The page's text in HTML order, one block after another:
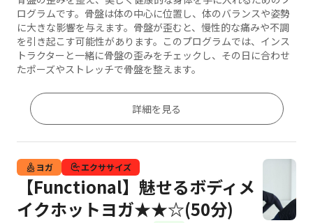
ログラムです。骨盤は体の中心に位置し、体のバランスや姿勢
に大きな影響を与えます。骨盤が歪むと、慢性的な痛みや不調
を引き起こす可能性があります。このプログラムでは、インス
トラクターと一緒に骨盤の歪みをチェックし、その日に合わせ
たポーズやストレッチで骨盤を整えます。
詳細を見る
ヨガ エクササイズ
【Functional】魅せるボディメ
イクホットヨガ★★☆(50分)